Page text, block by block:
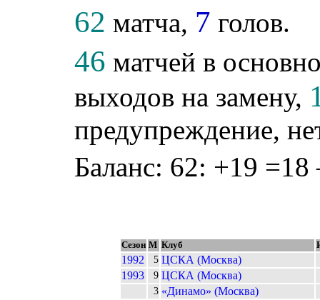
62 матча, 7 голов.
46 матчей в
выходов на замену,
предупреждение,
Баланс: 62: +19 =18
Сезон М Клуб
1992 5 ЦСКА (Москва)
1993
9 ЦСКА (Москва)
3 «Динамо» (Москва)